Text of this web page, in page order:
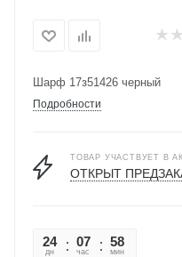
Шарф 17з51426 черный
Подробности
ТОВАР УЧАСТВУЕТ В
ОТКРЫТ
24
дн
07
час
58
мин